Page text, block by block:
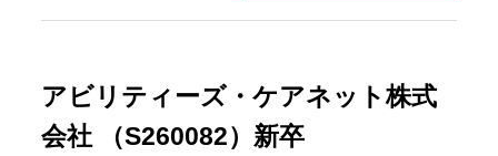
アビリティーズ・ケアネット株式
会社 （S260082）新卒